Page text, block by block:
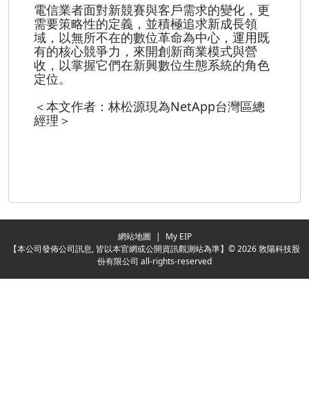
電信業者面對新競賽與客戶需求的變化，更
需要策略性的定義，並積極追求新成長領
域，以無所不在的數位革命為中心，運用既
有的核心競爭力，來開創新商業模式與營
收，以掌握它們在新興數位生態系統的角色
定位。
＜本文作者：林松源現為NetApp台灣區總
經理＞
網站地圖 |
My EIP
【本公司發佈公司訊息, 皆以本官網或公開資訊觀測站為準】© 2026 敦陽科技股
份有限公司 all-rights-reserved